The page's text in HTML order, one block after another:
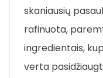
skaniausių
rafinuota,
ingredientais,
verta